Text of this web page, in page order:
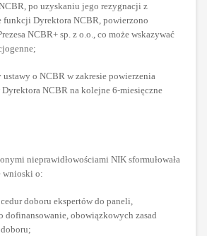
po uzyskaniu jego rezygnacji z
funkcji Dyrektora NCBR, powierzono
NCBR+ sp. z o.o., co może wskazywać
ustawy o NCBR w zakresie powierzenia
NCBR na kolejne 6-miesięczne
nieprawidłowościami NIK sformułowała
wnioski o:
doboru ekspertów do paneli,
dofinansowanie, obowiązkowych zasad